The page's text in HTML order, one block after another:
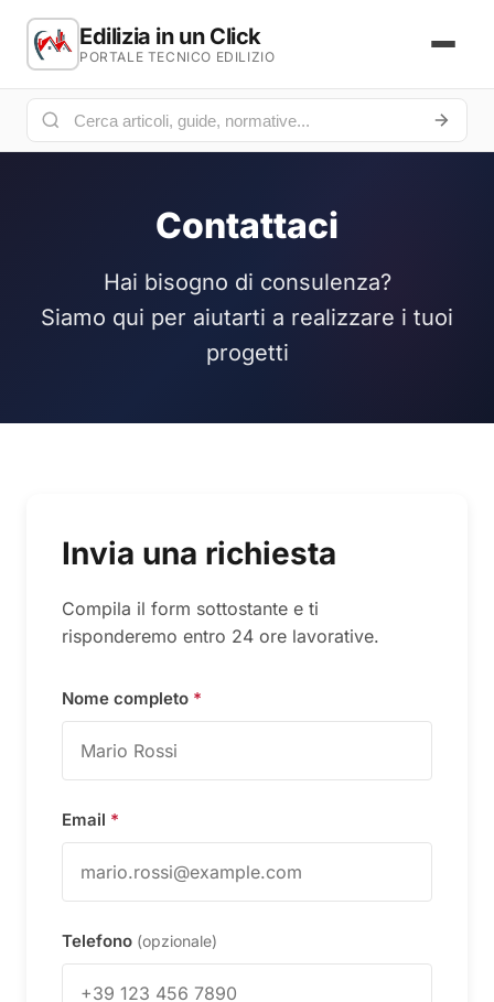
Edilizia in un Click
PORTALE TECNICO EDILIZIO
Contattaci
Hai bisogno di consulenza?
Siamo qui per aiutarti a realizzare i tuoi
progetti
Invia una richiesta
Compila il form sottostante e ti
risponderemo entro 24 ore lavorative.
Nome completo *
Email *
Telefono (opzionale)